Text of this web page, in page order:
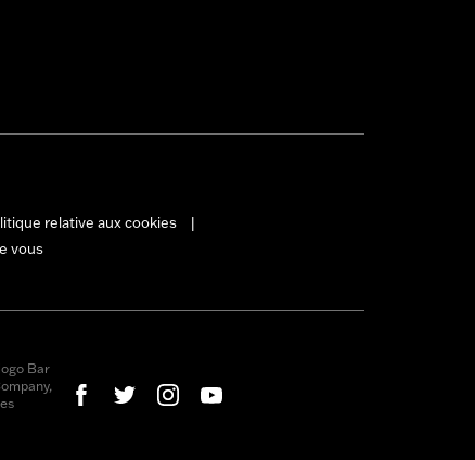
relative aux cookies
vous
Bar